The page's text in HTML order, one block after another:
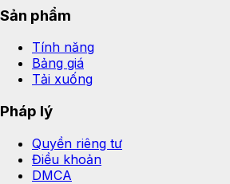
Sản phẩm
Tính năng
Bảng giá
Tải xuống
Pháp lý
Quyền riêng tư
Điều khoản
DMCA